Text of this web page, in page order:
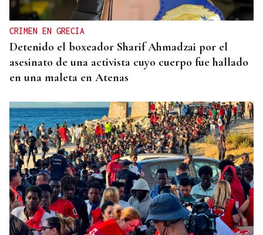
CRIMEN EN GRECIA
Detenido el boxeador Sharif Ahmadzai por el
asesinato de una activista cuyo cuerpo fue hallado
en una maleta en Atenas